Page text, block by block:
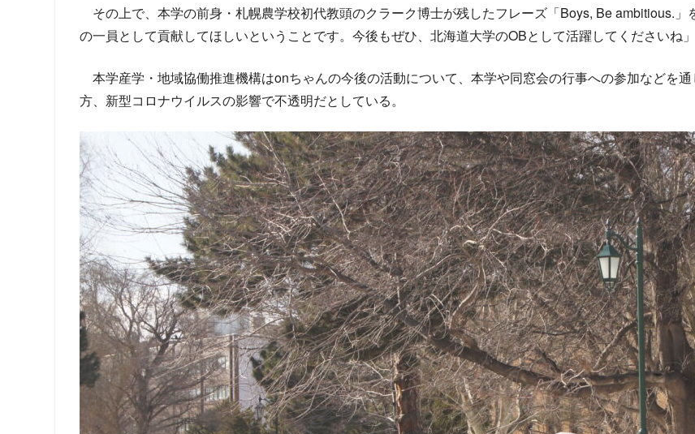
その上で、本学の前身・札幌農学校初代教頭のクラーク博士が残したフレーズ「Boys, Be ambitious.
の一員として貢献してほしいということです。今後もぜひ、北海道大学のOBとして活躍してくださいね
本学産学・地域協働推進機構はonちゃんの今後の活動について、本学や同窓会の行事への参加などを
方、新型コロナウイルスの影響で不透明だとしている。